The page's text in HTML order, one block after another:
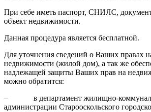
При себе иметь паспорт, СНИЛС,
объект недвижимости.
Данная процедура является бесплатной.
Для уточнения сведений о Ваших правах
недвижимости (жилой дом), а так же
надлежащей защиты Ваших прав на
можно обратится:
– в департамент жилищно-
администрации Старооскольского